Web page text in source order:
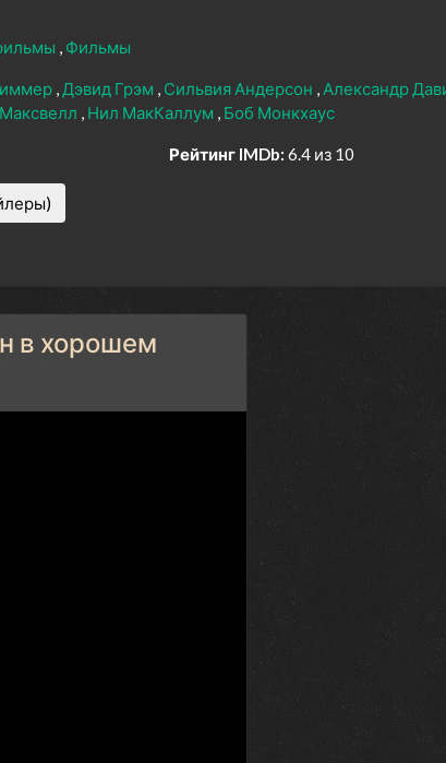
Фильмы
Дэвид Грэм Сильвия Андерсон Александр
Нил МакКаллум Боб Монкхаус
Рейтинг IMDb: 6.4 из 10
в хорошем